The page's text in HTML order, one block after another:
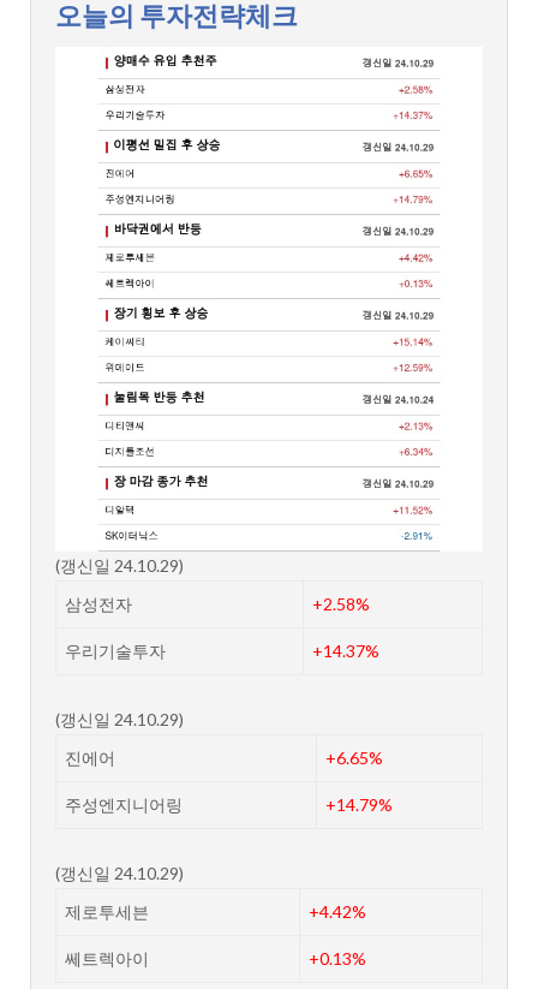
오늘의 투자전략체크
(갱신일 24.10.29)
삼성전자
+2.58%
우리기술투자 +14.37%
(갱신일 24.10.29)
진에어
+6.65%
주성엔지니어링 +14.79%
(갱신일 24.10.29)
제로투세븐
+4.42%
쎄트렉아이 +0.13%